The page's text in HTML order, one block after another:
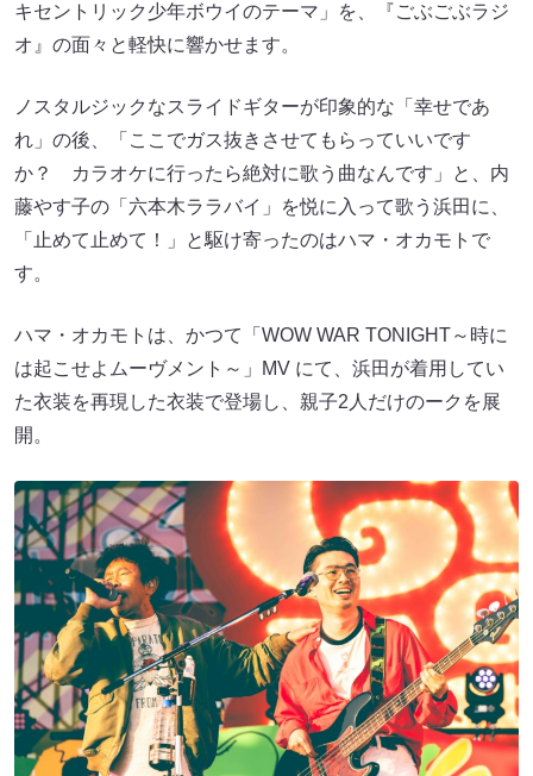
キセントリック少年ボウイのテーマ」を、『ごぶごぶラジ
オ』の面々と軽快に響かせます。
ノスタルジックなスライドギターが印象的な「幸せであ
れ」の後、「ここでガス抜きさせてもらっていいです
か？ カラオケに行ったら絶対に歌う曲なんです」と、内
藤やす子の「六本木ララバイ」を悦に入って歌う浜田に、
「止めて止めて！」と駆け寄ったのはハマ・オカモトで
す。
ハマ・オカモトは、かつて「WOW WAR TONIGHT～時に
は起こせよムーヴメント～」MV にて、浜田が着用してい
た衣装を再現した衣装で登場し、親子2人だけのークを展
開。